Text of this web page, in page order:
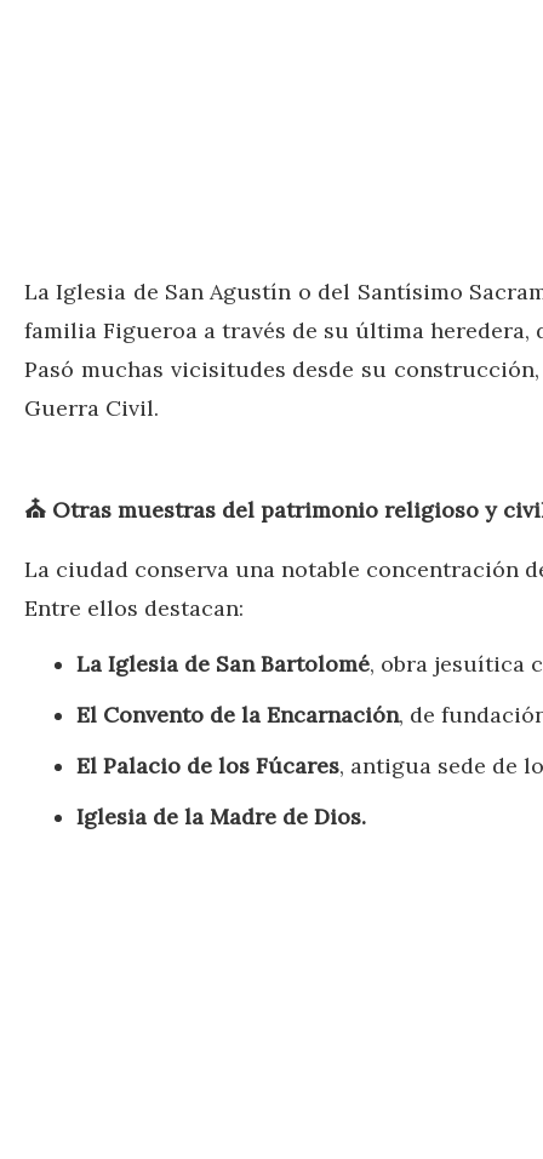
La Iglesia de San Agustín o del Santísimo
familia Figueroa a través de su última heredera,
Pasó muchas vicisitudes desde su
Guerra Civil.
⛪ Otras muestras del patrimonio religioso y
La ciudad conserva una notable concentración
Entre ellos destacan:
La Iglesia de San Bartolomé, obra jesuítica
El Convento de la Encarnación, de
El Palacio de los Fúcares, antigua sede de
Iglesia de la Madre de Dios.